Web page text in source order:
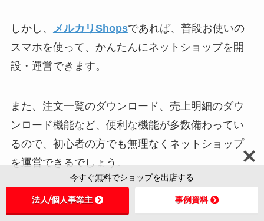
しかし、 メルカリShopsであれば、普段お使いの
スマホを使って、かんたんにネットショップを開
設・運営できます。
また、注文一覧のダウンロード、売上明細のダウ
ンロード機能など、便利な機能が多数備わってい
るので、初心者の方でも無理なくネットショップ
を運営できるでしょう。
今すぐ無料でショップを出店する
法人/個人事業主 事例資料